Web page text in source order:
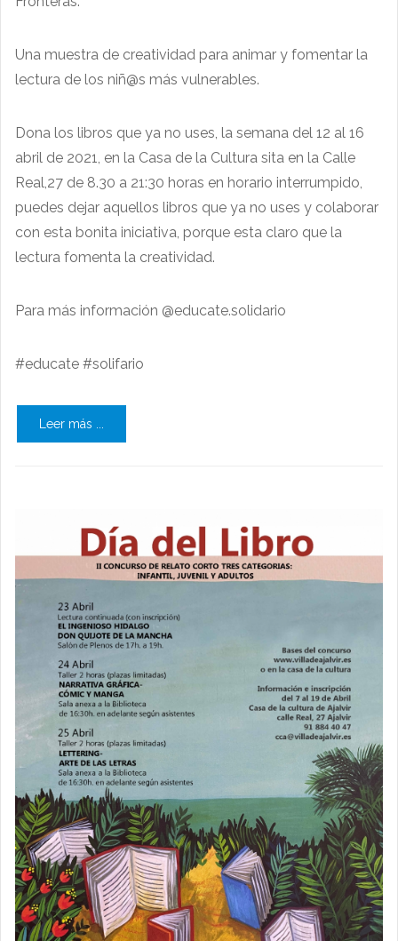
Una muestra de creatividad para animar y fomentar la
lectura de los niñ@s más vulnerables.
Dona los libros que ya no uses, la semana del 12 al 16
abril de 2021, en la Casa de la Cultura sita en la Calle
Real,27 de 8.30 a 21:30 horas en horario interrumpido,
puedes dejar aquellos libros que ya no uses y colaborar
con esta bonita iniciativa, porque esta claro que la
lectura fomenta la creatividad.
Para más información @educate.solidario
#educate #solifario
Leer más ...